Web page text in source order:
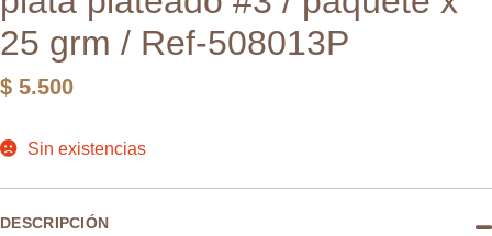
25 grm / Ref-508013P
$ 5.500
Sin existencias
DESCRIPCIÓN